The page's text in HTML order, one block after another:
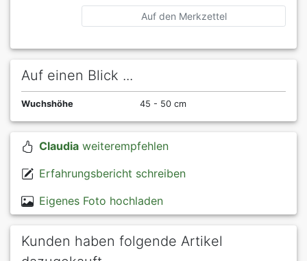
Auf den Merkzettel
Auf einen Blick ...
Wuchshöhe 45 - 50 cm
Claudiaweiterempfehlen
Erfahrungsbericht schreiben
Eigenes Foto hochladen
Kunden haben folgende Artikel